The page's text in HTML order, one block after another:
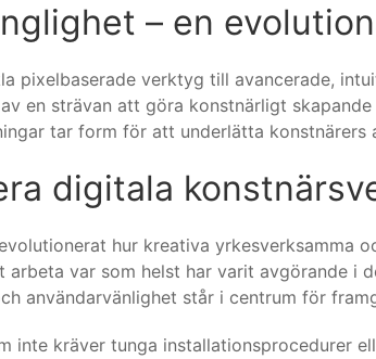
– en
pixelbaserade verktyg till avancerade,
en strävan att göra konstnärligt
tar form för att underlätta
digitala
hur kreativa yrkesverksamma
var som helst har varit avgörande i
användarvänlighet står i centrum för
inte kräver tunga installationsprocedurer